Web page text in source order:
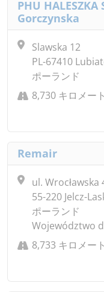
PHU
Gorczynska
Slawska 12
PL-67410
ポーランド
8,730 キロメー
Remair
ul. Wrocławska
55-220 Jelcz-
ポーランド
Województwo
8,733 キロメー